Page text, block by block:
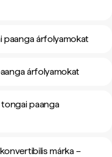
paanga árfolyamokat
árfolyamokat
paanga
márka –